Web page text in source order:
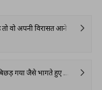
कि अब वो आपके हवाले कर दूं। हालाँकि इसमें तारीख़ी नौईयत का कोई बड़ा वाक़िया आपको नहीं मिलेगा लेकिन मुआशरती ज़िंदगी को ब नज़र-ए-ग़ाइर देखा जाये तो इसमें हमारी सियासी ज़िंदगी के बहुत से पहलू नुमायां नज़र आएँगे।
थी। “आ ही रहा होगा”, वो सोचती कोई तितली पकड़ने निकल गया होगा और फिर ‎माँ को न पा कर रोया होगा और फिर। फिर अब कहीं आ ही रहा होगा। समझदार है, पाँच साल से ‎तो कुछ ऊपर हो चला है। “आ जाएगा वहाँ पाकिस्तान में ज़रा ठिकाने से बैठूँगी तो ढूँढ लूँगी।”‎